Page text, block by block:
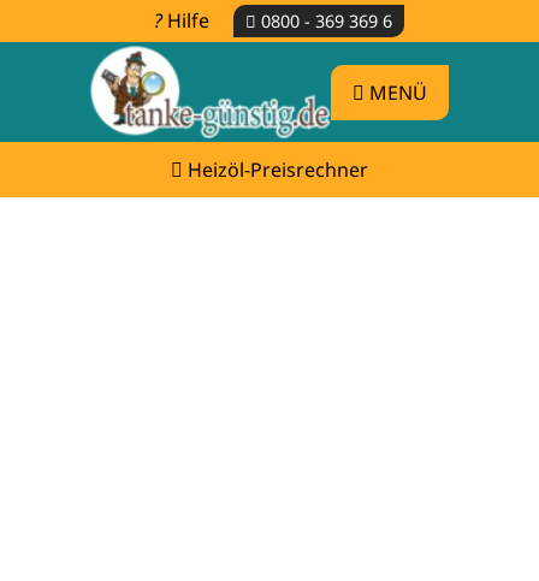
Hilfe 0800 - 369 369 6
MENÜ
Heizöl-Preisrechner